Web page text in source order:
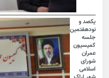
یکصد و
نودهفتمین
جلسه
کمیسیون
عمران
شورای
اسلامی